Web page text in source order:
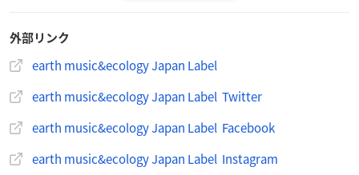
ヨコ：37cm
マチ：12cm
重さ：約560g
2021年3月12日(金)18:00〜3月22日(月)23:59
外部リンク
earth music&ecology Japan Label
earth music&ecology Japan Label Twitter
earth music&ecology Japan Label Facebook
earth music&ecology Japan Label Instagram